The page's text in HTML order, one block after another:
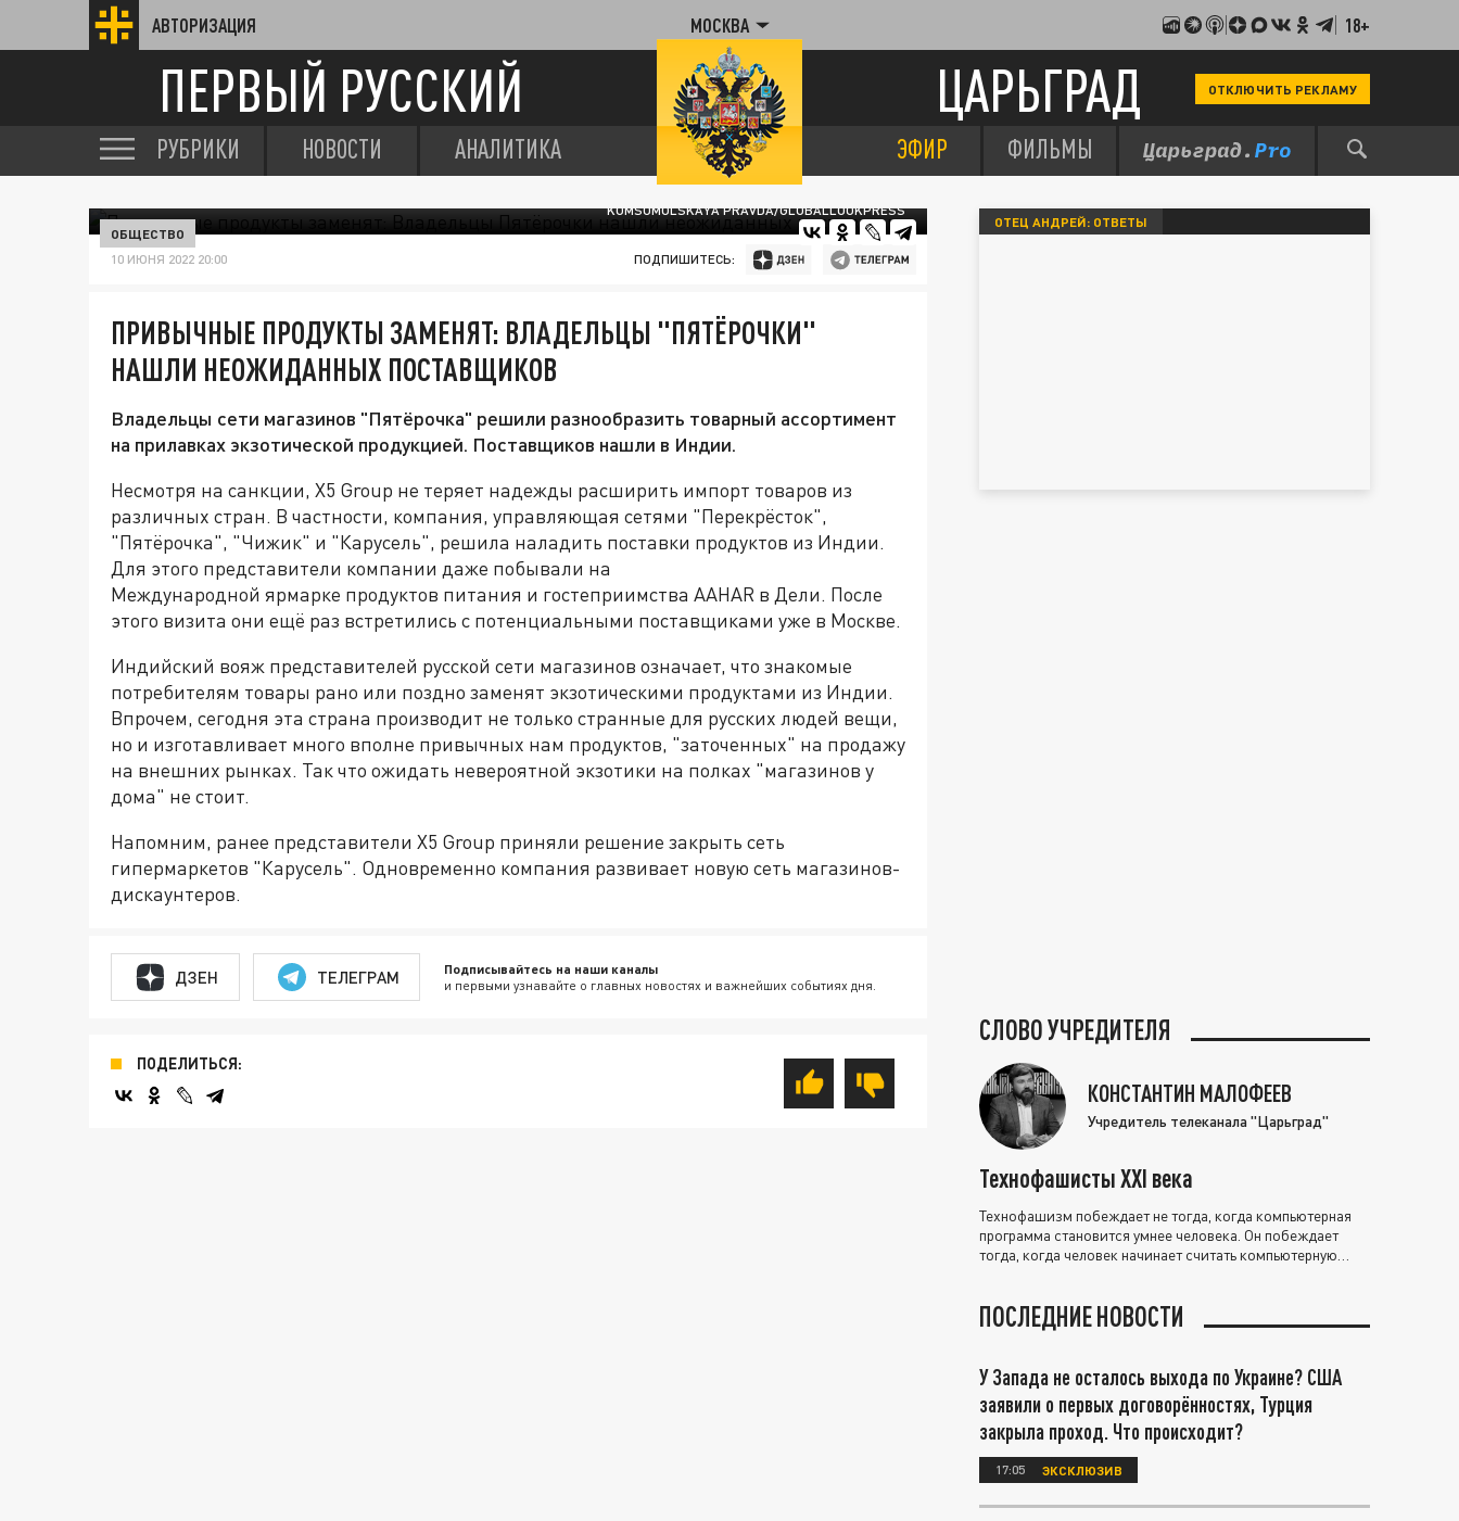
АВТОРИЗАЦИЯ МОСКВА 18+
ПЕРВЫЙ РУССКИЙ ЦАРЬГРАД ОТКЛЮЧИТЬ РЕКЛАМУ
РУБРИКИ НОВОСТИ АНАЛИТИКА ЭФИР ФИЛЬМЫ
KOMSOMOLSKAYA PRAVDA/GLOBALLOOKPRESS
ОБЩЕСТВО
10 ИЮНЯ 2022 20:00 ПОДПИШИТЕСЬ:
ПРИВЫЧНЫЕ ПРОДУКТЫ ЗАМЕНЯТ: ВЛАДЕЛЬЦЫ "ПЯТЁРОЧКИ"
НАШЛИ НЕОЖИДАННЫХ ПОСТАВЩИКОВ
Владельцы сети магазинов "Пятёрочка" решили разнообразить товарный ассортимент
на прилавках экзотической продукцией. Поставщиков нашли в Индии.
Несмотря на санкции, X5 Group не теряет надежды расширить импорт товаров из
различных стран. В частности, компания, управляющая сетями "Перекрёсток",
"Пятёрочка", "Чижик" и "Карусель", решила наладить поставки продуктов из Индии.
Для этого представители компании даже побывали на
Международной ярмарке продуктов питания и гостеприимства AAHAR в Дели. После
этого визита они ещё раз встретились с потенциальными поставщиками уже в Москве.
Индийский вояж представителей русской сети магазинов означает, что знакомые
потребителям товары рано или поздно заменят экзотическими продуктами из Индии.
Впрочем, сегодня эта страна производит не только странные для русских людей вещи,
но и изготавливает много вполне привычных нам продуктов, "заточенных" на продажу
на внешних рынках. Так что ожидать невероятной экзотики на полках "магазинов у
дома" не стоит.
Напомним, ранее представители X5 Group приняли решение закрыть сеть
гипермаркетов "Карусель". Одновременно компания развивает новую сеть магазинов-
дискаунтеров.
ДЗЕН ТЕЛЕГРАМ Подписывайтесь на наши каналы
и первыми узнавайте о главных новостях и важнейших событиях дня.
ПОДЕЛИТЬСЯ:
ОТЕЦ АНДРЕЙ: ОТВЕТЫ
СЛОВО УЧРЕДИТЕЛЯ
КОНСТАНТИН МАЛОФЕЕВ
Учредитель телеканала "Царьград"
Технофашисты XXI века
Технофашизм побеждает не тогда, когда компьютерная
программа становится умнее человека. Он побеждает
тогда, когда человек начинает считать компьютерную
ПОСЛЕДНИЕ НОВОСТИ
У Запада не осталось выхода по Украине? США
заявили о первых договорённостях, Турция
закрыла проход. Что происходит?
17:05 ЭКСКЛЮЗИВ